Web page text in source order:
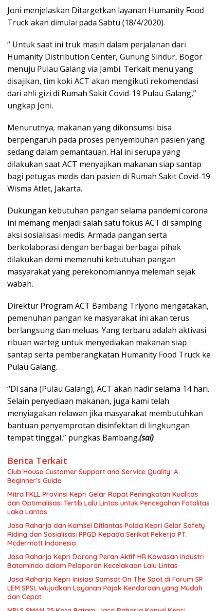
Joni menjelaskan Ditargetkan layanan Humanity Food
Truck akan dimulai pada Sabtu (18/4/2020).
” Untuk saat ini truk masih dalam perjalanan dari
Humanity Distribution Center, Gunung Sindur, Bogor
menuju Pulau Galang via Jambi. Terkait menu yang
disajikan, tim koki ACT akan mengikuti rekomendasi
dari ahli gizi di Rumah Sakit Covid-19 Pulau Galang,”
ungkap Joni.
Menurutnya, makanan yang dikonsumsi bisa
berpengaruh pada proses penyembuhan pasien yang
sedang dalam pemantauan. Hal ini serupa yang
dilakukan saat ACT menyajikan makanan siap santap
bagi petugas medis dan pasien di Rumah Sakit Covid-19
Wisma Atlet, Jakarta.
Dukungan kebutuhan pangan selama pandemi corona
ini memang menjadi salah satu fokus ACT di samping
aksi sosialisasi medis. Armada pangan serta
berkolaborasi dengan berbagai berbagai pihak
dilakukan demi memenuhi kebutuhan pangan
masyarakat yang perekonomiannya melemah sejak
wabah.
Direktur Program ACT Bambang Triyono mengatakan,
pemenuhan pangan ke masyarakat ini akan terus
berlangsung dan meluas. Yang terbaru adalah aktivasi
ribuan warteg untuk menyediakan makanan siap
santap serta pemberangkatan Humanity Food Truck ke
Pulau Galang.
“Di sana (Pulau Galang), ACT akan hadir selama 14 hari.
Selain penyediaan makanan, juga kami telah
menyiagakan relawan jika masyarakat membutuhkan
bantuan penyemprotan disinfektan di lingkungan
tempat tinggal,” pungkas Bambang.(sai)
Berita Terkait
Club House Customer Support and Service Quality: A
Beginner’s Guide
Mitra FKLL Provinsi Kepri Gelar Rapat Peningkatan Kualitas
dan Optimalisasi Tertib Lalu Lintas untuk Pencegahan Fatalitas
Laka Lantas
Jasa Raharja dan Kamsel Ditlantas Polda Kepri Gelar Safety
Riding dan Sosialisasi PPGD Kepada Serikat Pekerja PT.
Mcdermott Indonesia
Jasa Raharja Kepri Dorong Peran Aktif HR Kawasan Industri
Batamindo dalam Pelaporan Kecelakaan Lalu Lintas
Jasa Raharja Kepri Inisiasi Samsat On The Spot di Forum SP
LEM SPSI, Wujudkan Layanan Pajak Kendaraan yang Mudah
dan Cepat